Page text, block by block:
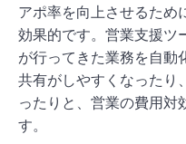
アポ率を向上させるため
効果的です。営業支援ツ
が行ってきた業務を自動
共有がしやすくなったり
ったりと、営業の費用対
す。